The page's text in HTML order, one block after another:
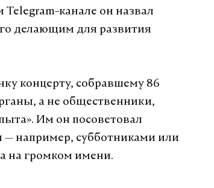
канале он назвал
делающим для развития
концерту, собравшему 86
а не общественники,
Им он посоветовал
например, субботниками или
на громком имени.